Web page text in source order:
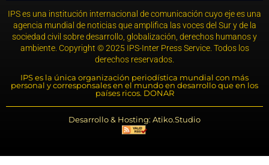
IPS es una institución internacional de comunicación cuyo eje es una
agencia mundial de noticias que amplifica las voces del Sur y de la
sociedad civil sobre desarrollo, globalización, derechos humanos y
ambiente. Copyright © 2025 IPS-Inter Press Service. Todos los
derechos reservados.
IPS es la única organización periodística mundial con más
personal y corresponsales en el mundo en desarrollo que en los
países ricos. DONAR
Desarrollo & Hosting: Atiko.Studio